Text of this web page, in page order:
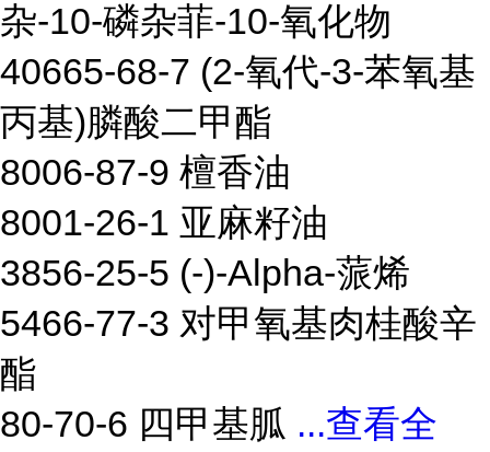
杂-10-磷杂菲-10-氧化物
40665-68-7 (2-氧代-3-苯氧基
丙基)膦酸二甲酯
8006-87-9 檀香油
8001-26-1 亚麻籽油
3856-25-5 (-)-Alpha-蒎烯
5466-77-3 对甲氧基肉桂酸辛
酯
80-70-6 四甲基胍 ...查看全